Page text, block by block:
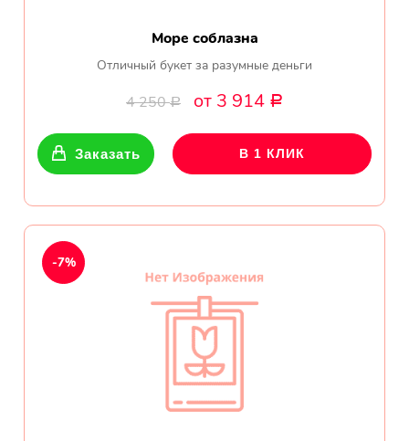
Море соблазна
Отличный букет за разумные деньги
4 250Р от 3 914 Р
Заказать В 1 КЛИК
-7%